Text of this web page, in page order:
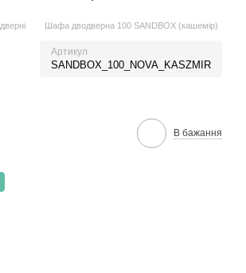
Шафа дводверна 100 SANDBOX (кашемір)
Артикул
SANDBOX_100_NOVA_KASZMIR
В бажання